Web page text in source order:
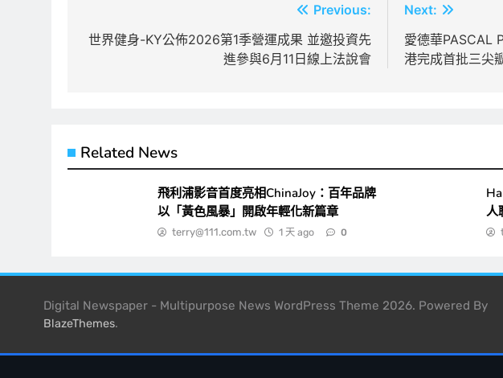
章
Previous:
世界健身-KY公佈2026第1季營運成果 並邀投資先
進參與6月11日線上法說會
Next:
愛德華PASCAL
港完成首批三尖
Related News
飛利浦影音首度亮相ChinaJoy：百年品牌
以「黃色風暴」開啟年輕化新篇章
terry@111.com.tw 1 天 ago 0
人
Digital Newspaper - Multipurpose News WordPress Theme 2026. Powered By
BlazeThemes.